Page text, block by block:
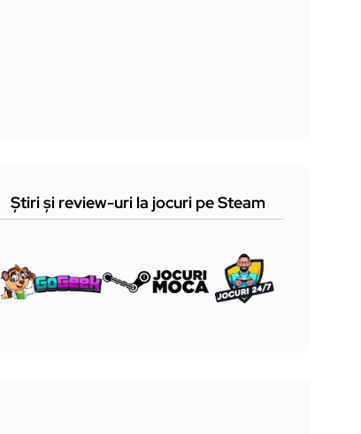
Știri și review-uri la jocuri pe Steam